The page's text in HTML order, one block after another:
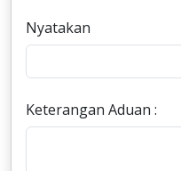
Nyatakan
Keterangan Aduan :